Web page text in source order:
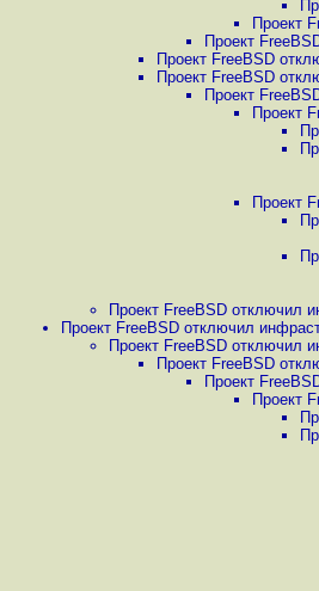
Проект
Проект
Проект FreeBSD
Проект FreeBSD
Проект
Проект
Проект
Проект FreeBSD отключил
Проект FreeBSD отключил
Проект FreeBSD отключил
Проект FreeBSD
Проект
Проект